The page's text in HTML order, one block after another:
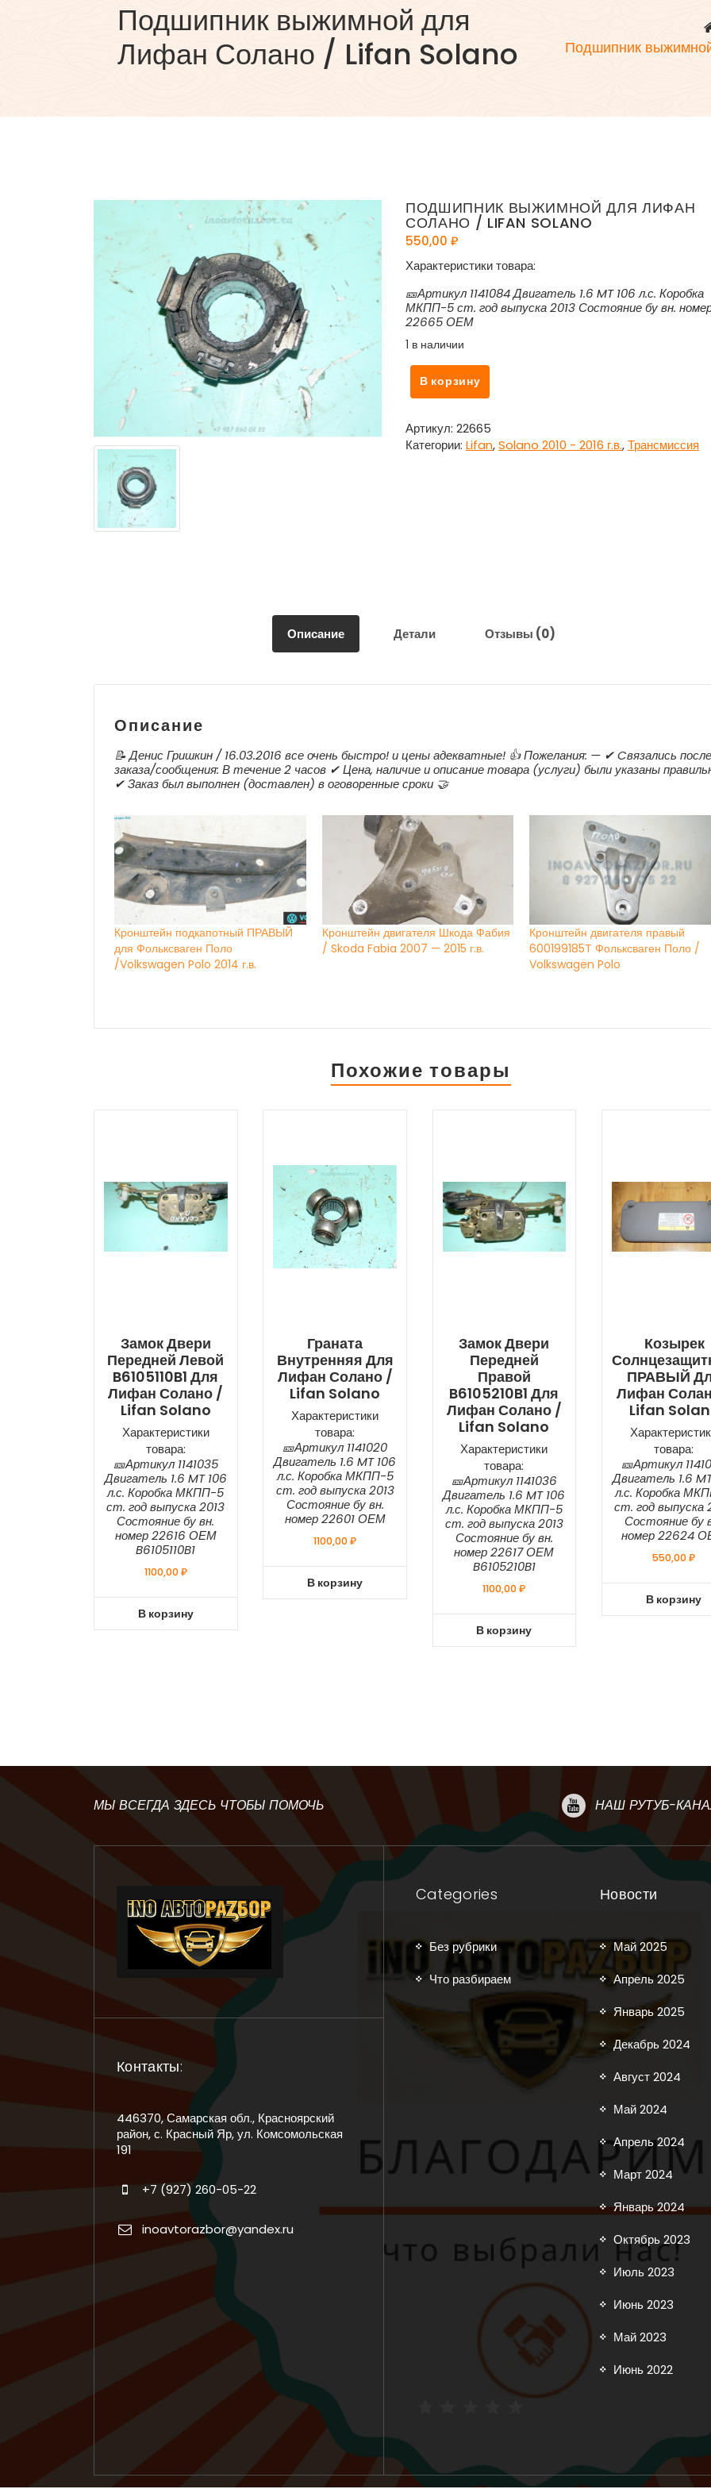
Подшипник выжимной для
Лифан Солано / Lifan Solano
Подшипник
ПОДШИПНИК ВЫЖИМНОЙ ДЛЯ ЛИФАН
СОЛАНО / LIFAN SOLANO
550,00 ₽
Характеристики товара:
🎫Артикул 1141084 Двигатель 1.6 MT 106 л.с. Коробка
МКПП-5 ст. год выпуска 2013 Состояние бу вн.
22665 ОЕМ
1 в наличии
Количество
товара
выжимной
для
В корзину
Артикул: 22665
Категории: Lifan,Solano 2010 - 2016 г.в.,Трансмиссия
Описание Детали Отзывы (0)
Описание
📝 Денис Гришкин / 16.03.2016 все очень быстро! и цены адекватные! 👍 Пожелания: — ✔ Cвязались после
заказа/сообщения: В течение 2 часов ✔ Цена, наличие и описание товара (услуги) были указаны
✔ Заказ был выполнен (доставлен) в оговоренные сроки 🤝
Кронштейн подкапотный ПРАВЫЙ
для Фольксваген Поло
/Volkswagen Polo 2014 г.в.
Кронштейн двигателя Шкода Фабия
/ Skoda Fabia 2007 — 2015 г.в.
Кронштейн двигателя правый
600199185T Фольксваген Поло /
Volkswagen Polo
Похожие товары
Замок Двери
Передней Левой
B6105110B1 Для
Лифан Солано /
Lifan Solano
Характеристики
товара:
🎫Артикул 1141035
Двигатель 1.6 MT 106
л.с. Коробка МКПП-5
ст. год выпуска 2013
Состояние бу вн.
номер 22616 ОЕМ
B6105110B1
1100,00₽
В корзину
Граната
Внутренняя Для
Лифан Солано /
Lifan Solano
Характеристики
товара:
🎫Артикул 1141020
Двигатель 1.6 MT 106
л.с. Коробка МКПП-5
ст. год выпуска 2013
Состояние бу вн.
номер 22601 ОЕМ
1100,00₽
В корзину
Замок Двери
Передней
Правой
B6105210B1 Для
Лифан Солано /
Lifan Solano
Характеристики
товара:
🎫Артикул 1141036
Двигатель 1.6 MT 106
л.с. Коробка МКПП-5
ст. год выпуска 2013
Состояние бу вн.
номер 22617 ОЕМ
B6105210B1
1100,00₽
В корзину
Козырек
ПРАВЫЙ
Лифан
Lifan
товара:
🎫Артикул
Двигатель 1.6
л.с. Коробка
ст. год выпуска
Состояние бу
номер 22624
550,00₽
В корзину
МЫ ВСЕГДА ЗДЕСЬ ЧТОБЫ ПОМОЧЬ НАШ РУТУБ-
Контакты:
446370, Самарская обл., Красноярский
район, с. Красный Яр, ул. Комсомольская
191
+7 (927) 260-05-22
inoavtorazbor@yandex.ru
Categories
Без рубрики
Что разбираем
Новости
Май 2025
Апрель 2025
Январь 2025
Декабрь 2024
Август 2024
Май 2024
Апрель 2024
Март 2024
Январь 2024
Октябрь 2023
Июль 2023
Июнь 2023
Май 2023
Июнь 2022
Рейтинг: 5 из 5.